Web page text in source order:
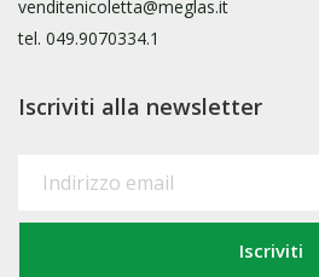
venditenicoletta@meglas.it
tel. 049.9070334.1
Iscriviti alla newsletter